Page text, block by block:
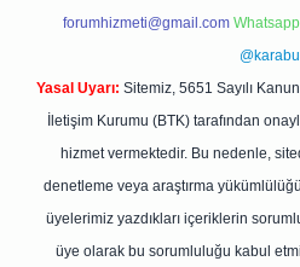
forumhizmeti@gmail.com
@karabul
Yasal Uyarı: Sitemiz, 5651 Sayılı
İletişim Kurumu (BTK) tarafından
hizmet vermektedir. Bu nedenle,
denetleme veya araştırma
üyelerimiz yazdıkları içeriklerin
üye olarak bu sorumluluğu kabul